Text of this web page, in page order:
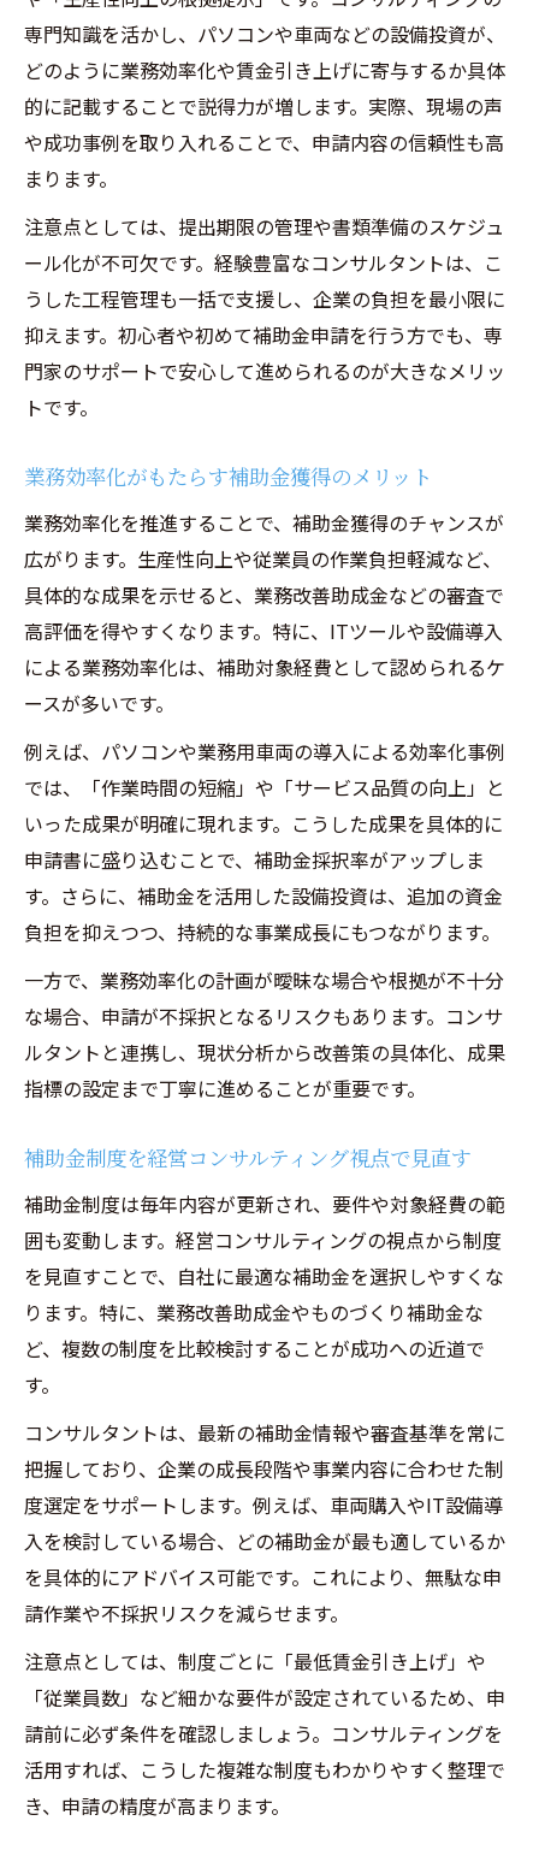
専門知識を活かし、パソコンや車両などの設備投資が、
どのように業務効率化や賃金引き上げに寄与するか具体
的に記載することで説得力が増します。実際、現場の声
や成功事例を取り入れることで、申請内容の信頼性も高
まります。
注意点としては、提出期限の管理や書類準備のスケジュ
ール化が不可欠です。経験豊富なコンサルタントは、こ
うした工程管理も一括で支援し、企業の負担を最小限に
抑えます。初心者や初めて補助金申請を行う方でも、専
門家のサポートで安心して進められるのが大きなメリッ
トです。
業務効率化がもたらす補助金獲得のメリット
業務効率化を推進することで、補助金獲得のチャンスが
広がります。生産性向上や従業員の作業負担軽減など、
具体的な成果を示せると、業務改善助成金などの審査で
高評価を得やすくなります。特に、ITツールや設備導入
による業務効率化は、補助対象経費として認められるケ
ースが多いです。
例えば、パソコンや業務用車両の導入による効率化事例
では、「作業時間の短縮」や「サービス品質の向上」と
いった成果が明確に現れます。こうした成果を具体的に
申請書に盛り込むことで、補助金採択率がアップしま
す。さらに、補助金を活用した設備投資は、追加の資金
負担を抑えつつ、持続的な事業成長にもつながります。
一方で、業務効率化の計画が曖昧な場合や根拠が不十分
な場合、申請が不採択となるリスクもあります。コンサ
ルタントと連携し、現状分析から改善策の具体化、成果
指標の設定まで丁寧に進めることが重要です。
補助金制度を経営コンサルティング視点で見直す
補助金制度は毎年内容が更新され、要件や対象経費の範
囲も変動します。経営コンサルティングの視点から制度
を見直すことで、自社に最適な補助金を選択しやすくな
ります。特に、業務改善助成金やものづくり補助金な
ど、複数の制度を比較検討することが成功への近道で
す。
コンサルタントは、最新の補助金情報や審査基準を常に
把握しており、企業の成長段階や事業内容に合わせた制
度選定をサポートします。例えば、車両購入やIT設備導
入を検討している場合、どの補助金が最も適しているか
を具体的にアドバイス可能です。これにより、無駄な申
請作業や不採択リスクを減らせます。
注意点としては、制度ごとに「最低賃金引き上げ」や
「従業員数」など細かな要件が設定されているため、申
請前に必ず条件を確認しましょう。コンサルティングを
活用すれば、こうした複雑な制度もわかりやすく整理で
き、申請の精度が高まります。